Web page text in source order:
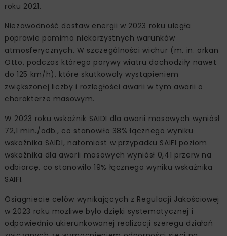
roku 2021.
Niezawodność dostaw energii w 2023 roku uległa
poprawie pomimo niekorzystnych warunków
atmosferycznych. W szczególności wichur (m. in. orkan
Otto, podczas którego porywy wiatru dochodziły nawet
do 125 km/h), które skutkowały wystąpieniem
zwiększonej liczby i rozległości awarii w tym awarii o
charakterze masowym.
W 2023 roku wskaźnik SAIDI dla awarii masowych wyniósł
72,1 min./odb., co stanowiło 38% łącznego wyniku
wskaźnika SAIDI, natomiast w przypadku SAIFI poziom
wskaźnika dla awarii masowych wyniósł 0,41 przerw na
odbiorcę, co stanowiło 19% łącznego wyniku wskaźnika
SAIFI.
Osiągniecie celów wynikających z Regulacji Jakościowej
w 2023 roku możliwe było dzięki systematycznej i
odpowiednio ukierunkowanej realizacji szeregu działań